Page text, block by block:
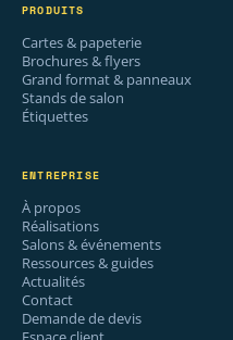
PRODUITS
Cartes & papeterie
Brochures & flyers
Grand format & panneaux
Stands de salon
Étiquettes
ENTREPRISE
À propos
Réalisations
Salons & événements
Ressources & guides
Actualités
Contact
Demande de devis